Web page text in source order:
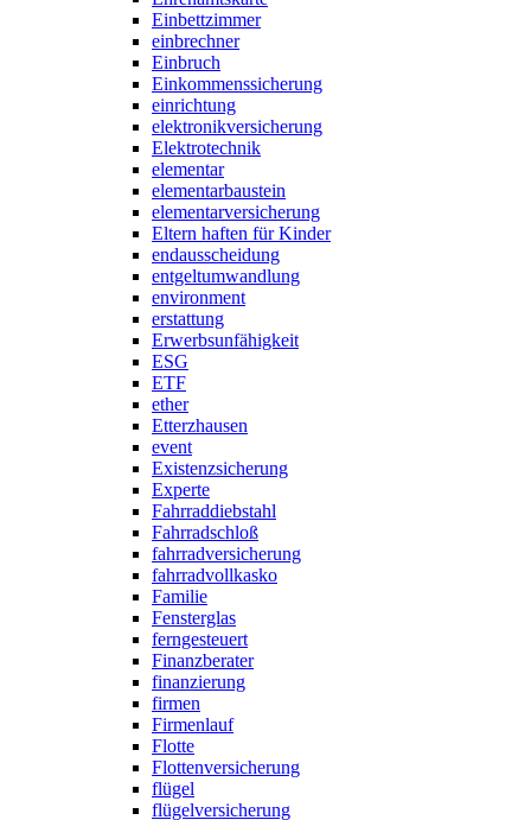
Einbettzimmer
einbrechner
Einbruch
Einkommenssicherung
einrichtung
elektronikversicherung
Elektrotechnik
elementar
elementarbaustein
elementarversicherung
Eltern haften für Kinder
endausscheidung
entgeltumwandlung
environment
erstattung
Erwerbsunfähigkeit
ESG
ETF
ether
Etterzhausen
event
Existenzsicherung
Experte
Fahrraddiebstahl
Fahrradschloß
fahrradversicherung
fahrradvollkasko
Familie
Fensterglas
ferngesteuert
Finanzberater
finanzierung
firmen
Firmenlauf
Flotte
Flottenversicherung
flügel
flügelversicherung